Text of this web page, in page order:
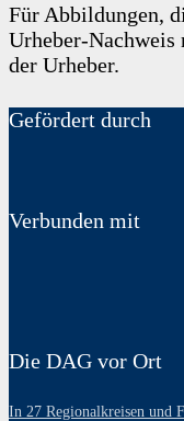
Für Abbildungen,
Urheber-Nachweis
der Urheber.
Gefördert durch
Verbunden mit
Die DAG vor Ort
In 27 Regionalkreisen und